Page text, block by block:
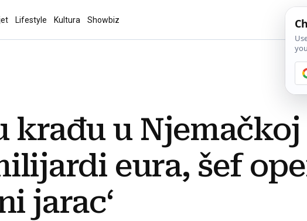
Lifestyle Kultura Showbiz
krađu u Njemačkoj
eura, šef
jarac‘